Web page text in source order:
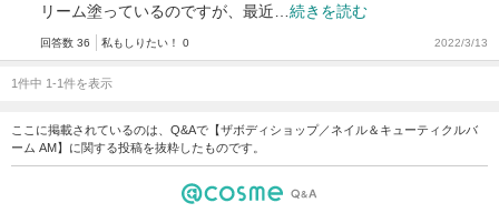
リーム塗っているのですが、最近… 続きを読む
回答数 36 私もしりたい！ 0 2022/3/13
1件中 1-1件を表示
ここに掲載されているのは、Q&Aで【ザボディショップ／ネイル＆キューティクルバ
ーム AM】に関する投稿を抜粋したものです。